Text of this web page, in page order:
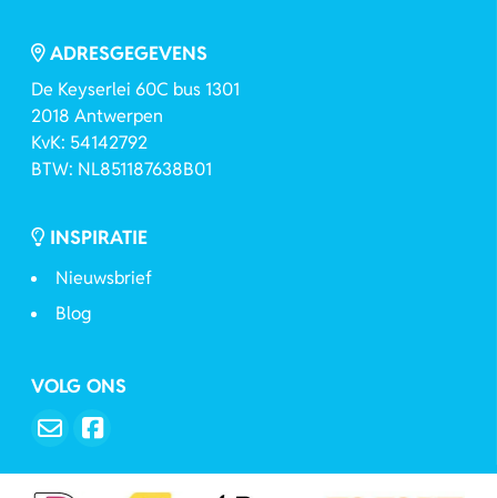
ADRESGEGEVENS
De Keyserlei 60C bus 1301
2018 Antwerpen
KvK: 54142792
BTW: NL851187638B01
INSPIRATIE
Nieuwsbrief
Blog
VOLG ONS